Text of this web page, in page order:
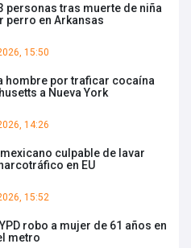
personas tras muerte de niña
perro en Arkansas
15:50
hombre por traficar cocaína
a Nueva York
14:26
culpable de lavar
en EU
15:52
robo a mujer de 61 años en
metro